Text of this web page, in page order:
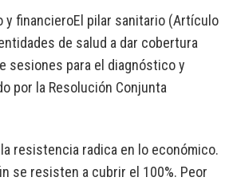
y financieroEl pilar sanitario (Artículo
de salud a dar cobertura
sesiones para el diagnóstico y
por la Resolución Conjunta
resistencia radica en lo económico.
se resisten a cubrir el 100%. Peor